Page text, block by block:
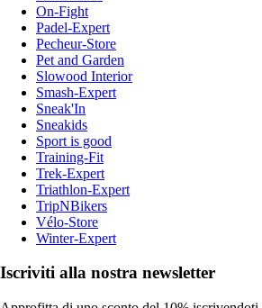
On-Fight
Padel-Expert
Pecheur-Store
Pet and Garden
Slowood Interior
Smash-Expert
Sneak'In
Sneakids
Sport is good
Training-Fit
Trek-Expert
Triathlon-Expert
TripNBikers
Vélo-Store
Winter-Expert
Iscriviti alla nostra newsletter